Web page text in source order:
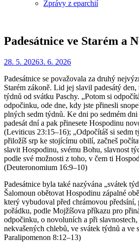
Zprávy z eparchií
Padesátnice ve Starém a
Autor Redakce
Zveřejněno
28. 5. 20263. 6. 2026
Padesátnice se považovala za druhý
Starém zákoně. Lid jej slavil padesátý
týdnů od svátku Paschy. „Potom si
odpočinku, ode dne, kdy jste přinesli
plných sedm týdnů. Ke dni po sedmém
padesát dní a pak přinesete Hospodinu
(Leviticus 23:15–16); „Odpočítáš si sedm
přiložíš srp ke stojícímu obilí, začneš
slavit Hospodinu, svému Bohu, slavnost
podle své možnosti z toho, v čem ti
(Deuteronomium 16:9–10)
Padesátnice byla také nazývána „svátek
Šalomoun obětovat Hospodinu zápalné
který vybudoval před chrámovou předsíní,
pořádku, podle Mojžíšova příkazu pro
odpočinku, o novoluních a při
nekvašených chlebů, ve svátek týdnů a ve
Paralipomenon 8:12–13)